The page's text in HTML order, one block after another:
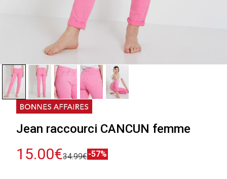
Jean raccourci CANCUN femme
15.00€34.99€-57%